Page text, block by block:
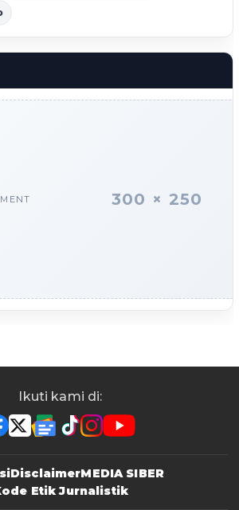
300 × 250
Ikuti kami di:
DisclaimerMEDIA SIBER
Etik Jurnalistik